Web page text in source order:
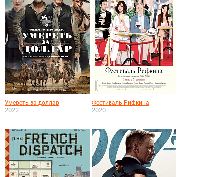
Умереть за доллар
2022
Фестиваль Рифкина
2020